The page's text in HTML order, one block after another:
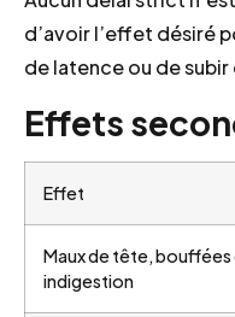
d’avoir l’effet désiré
de latence ou de
Effets
Effet
Maux de tête, bouffées
indigestion